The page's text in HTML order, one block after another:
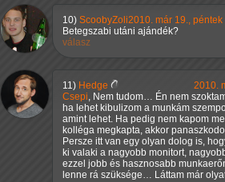
10) ScoobyZoli2010. már 19.,
Betegszabi utáni ajándék?
válasz
11) Hedge
2010.
Csepi, Nem tudom… Én nem
ha lehet kibulizom a munkám
amint lehet. Ha pedig nem kapom
kolléga megkapta, akkor
Persze itt van egy olyan dolog is,
ki valaki a nagyobb monitort,
ezzel jobb és hasznosabb
lenne rá szüksége… Láttam már